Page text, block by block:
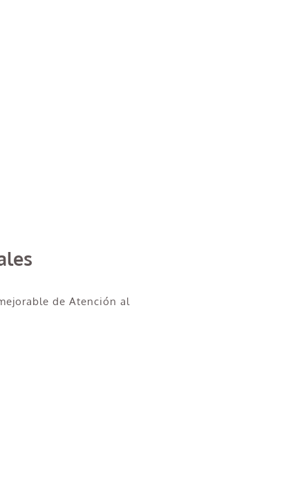
de Atención al